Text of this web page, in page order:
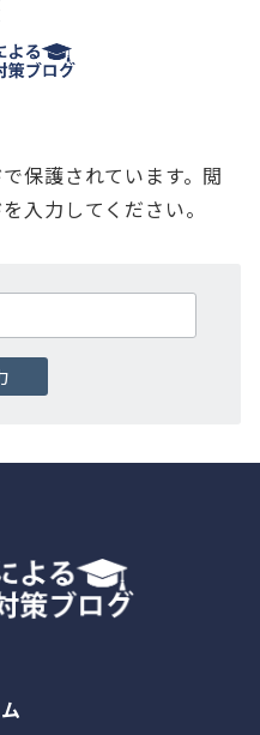
保護されています。閲
入力してください。